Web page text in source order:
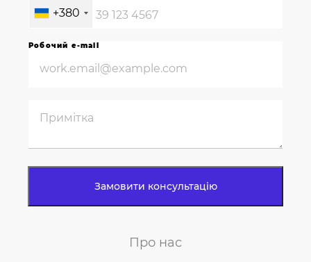
Про нас
+380
Робочий e-mail